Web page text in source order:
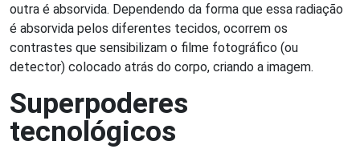
outra é absorvida. Dependendo da forma que essa radiação
é absorvida pelos diferentes tecidos, ocorrem os
contrastes que sensibilizam o filme fotográfico (ou
detector) colocado atrás do corpo, criando a imagem.
Superpoderes
tecnológicos